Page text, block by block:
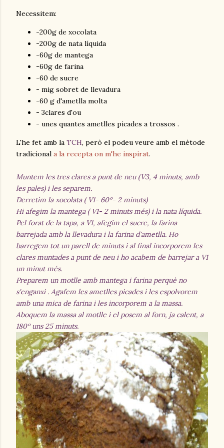
Necessitem:
-200g de xocolata
-200g de nata líquida
-60g de mantega
-60g de farina
-60 de sucre
- mig sobret de llevadura
-60 g d'ametlla molta
- 3clares d'ou
- unes quantes ametlles picades a trossos .
L'he fet amb la TCH, però el podeu veure amb el mètode
tradicional a la recepta on m'he inspirat.
Muntem les tres clares a punt de neu (V3, 4 minuts, amb
les pales) i les separem.
Derretim la xocolata ( V1- 60º- 2 minuts)
Hi afegim la mantega ( V1- 2 minuts més) i la nata líquida.
Pel forat de la tapa, a V1, afegim el sucre, la farina
barrejada amb la llevadura i la farina d'ametlla. Ho
barregem tot un parell de minuts i al final incorporem les
clares muntades a punt de neu i ho acabem de barrejar a V1
un minut més.
Preparem un motlle amb mantega i farina perquè no
s'enganxi . Agafem les ametlles picades i les espolvorem
amb una mica de farina i les incorporem a la massa.
Aboquem la massa al motlle i el posem al forn, ja calent, a
180º uns 25 minuts.